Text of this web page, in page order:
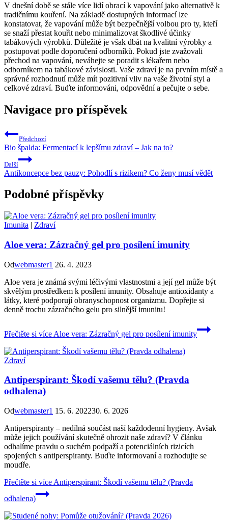
V dnešní době se stále více lidí obrací k vapování jako alternativě k
tradičnímu kouření. Na základě dostupných informací lze
konstatovat, že vapování může být bezpečnější volbou pro ty, kteří
se snaží přestat kouřit nebo minimalizovat škodlivé účinky
tabákových výrobků. Důležité je však dbát na kvalitní výrobky a
postupovat podle doporučení odborníků. Pokud jste zvažovali
přechod na vapování, neváhejte se poradit s lékařem nebo
odborníkem na tabákové závislosti. Vaše zdraví je na prvním místě a
správné rozhodnutí může mít pozitivní vliv na vaše životní styl a
celkové zdraví. Buďte informováni, odpovědní a pečujte o sebe.
Navigace pro příspěvek
Předchozí
Bio špalda: Fermentací k lepšímu zdraví – Jak na to?
Další
Antikoncepce bez pauzy: Pohodlí s rizikem? Co ženy musí vědět
Podobné příspěvky
Imunita | Zdraví
Aloe vera: Zázračný gel pro posílení imunity
Odwebmaster1 26. 4. 2023
Aloe vera je známá svými léčivými vlastnostmi a její gel může být
skvělým prostředkem k posílení imunity. Obsahuje antioxidanty a
látky, které podporují obranyschopnost organizmu. Dopřejte si
denně trochu zázračného gelu pro silnější imunitu!
Přečtěte si více Aloe vera: Zázračný gel pro posílení imunity
Zdraví
Antiperspirant: Škodí vašemu tělu? (Pravda
odhalena)
Odwebmaster1 15. 6. 202230. 6. 2026
Antiperspiranty – nedílná součást naší každodenní hygieny. Avšak
může jejich používání skutečně ohrozit naše zdraví? V článku
odhalíme pravdu o suchém podpaží a potenciálních rizicích
spojených s antiperspiranty. Buďte informovaní a rozhodujte se
moudře.
Přečtěte si více Antiperspirant: Škodí vašemu tělu? (Pravda
odhalena)